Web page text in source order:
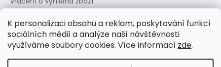
K personalizaci obsahu a reklam, poskytování funkcí
sociálních médií a analýze naší návštěvnosti
využíváme soubory cookies. Více informací zde.
Informace o souborech cookies
Reklamační řád
Obchodní podmínky